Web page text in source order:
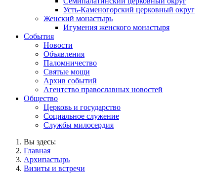
Усть-Каменогорский церковный округ
Женский монастырь
Игумения женского монастыря
События
Новости
Объявления
Паломничество
Святые мощи
Архив событий
Агентство православных новостей
Общество
Церковь и государство
Социальное служение
Службы милосердия
Вы здесь:
Главная
Архипастырь
Визиты и встречи